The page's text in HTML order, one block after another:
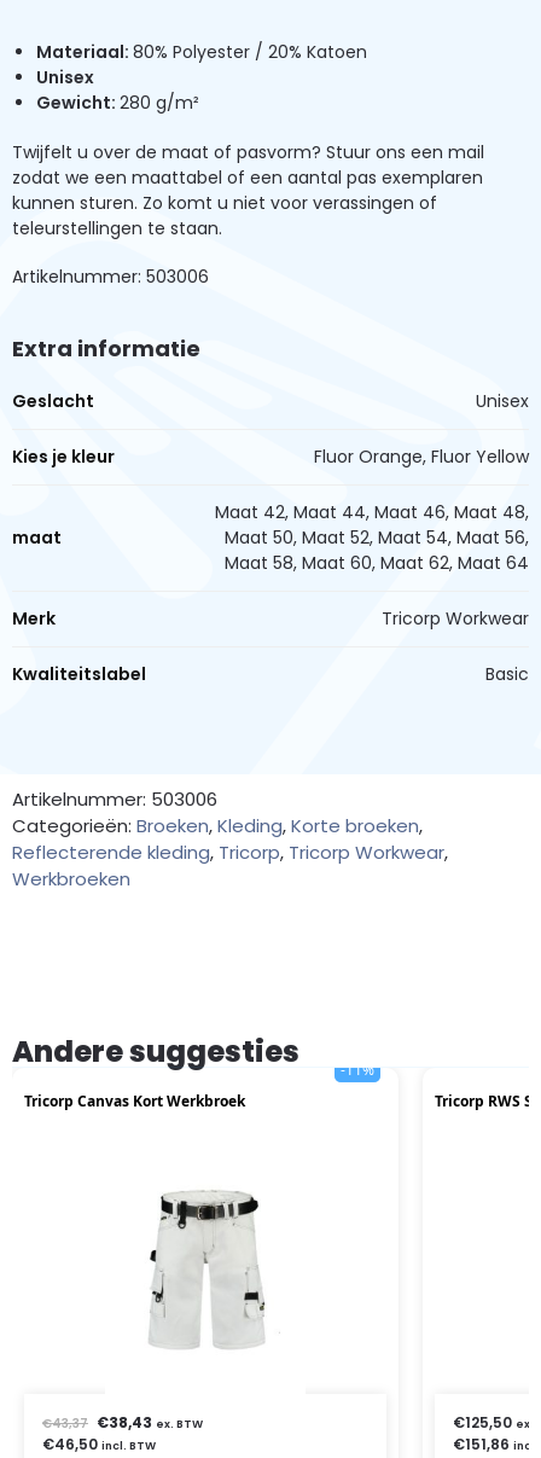
Materiaal: 80% Polyester / 20% Katoen
Unisex
Gewicht: 280 g/m²
Twijfelt u over de maat of pasvorm? Stuur ons een mail
zodat we een maattabel of een aantal pas exemplaren
kunnen sturen. Zo komt u niet voor verassingen of
teleurstellingen te staan.
Artikelnummer: 503006
Extra informatie
Geslacht Unisex
Kies je kleur Fluor Orange, Fluor Yellow
maat
Maat 42, Maat 44, Maat 46, Maat 48,
Maat 50, Maat 52, Maat 54, Maat 56,
Maat 58, Maat 60, Maat 62, Maat 64
Merk Tricorp Workwear
Kwaliteitslabel Basic
Artikelnummer: 503006
Categorieën: Broeken,Kleding,Korte broeken,
Reflecterende kleding, Tricorp, Tricorp Workwear,
Werkbroeken
Andere suggesties
Tricorp Canvas Kort Werkbroek
-11%
€43,37 €38,43 ex. BTW
€46,50 incl. BTW
Tricorp RWS
€125,50 ex.
€151,86 incl.